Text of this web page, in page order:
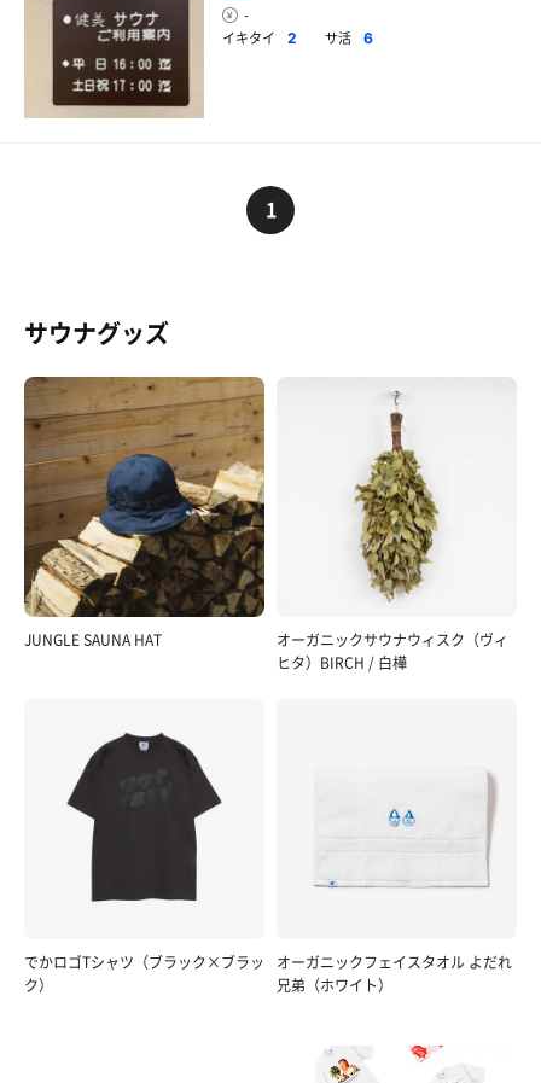
-
イキタイ
2 サ活 6
1
サウナグッズ
JUNGLE SAUNA HAT
オーガニックサウナウィスク（ヴィ
ヒタ）BIRCH / 白樺
でかロゴTシャツ（ブラック×ブラッ
ク）
オーガニックフェイスタオル よだれ
兄弟（ホワイト）